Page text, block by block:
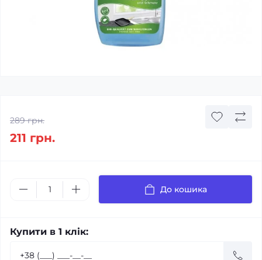
289 грн.
211 грн.
До кошика
Купити в 1 клік: